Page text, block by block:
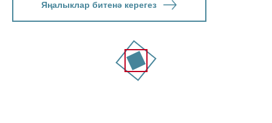
Яңалыклар битенә керегез